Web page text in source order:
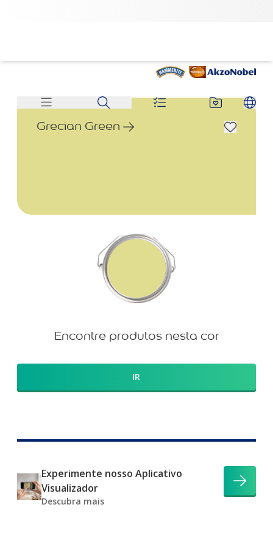
Grecian Green
Encontre produtos nesta cor
IR
Experimente nosso Aplicativo
Visualizador
Descubra mais